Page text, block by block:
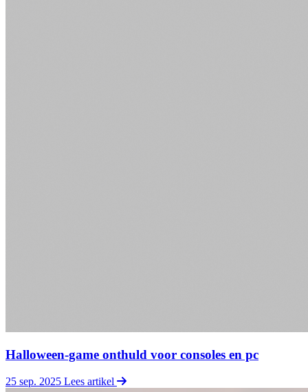
Halloween-game onthuld voor consoles en pc
25 sep. 2025 Lees artikel